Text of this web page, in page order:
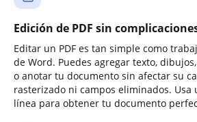
Edición de PDF sin
Editar un PDF es tan simple como
de Word. Puedes agregar texto,
o anotar tu documento sin afectar su
rasterizado ni campos eliminados. Usa
línea para obtener tu documento